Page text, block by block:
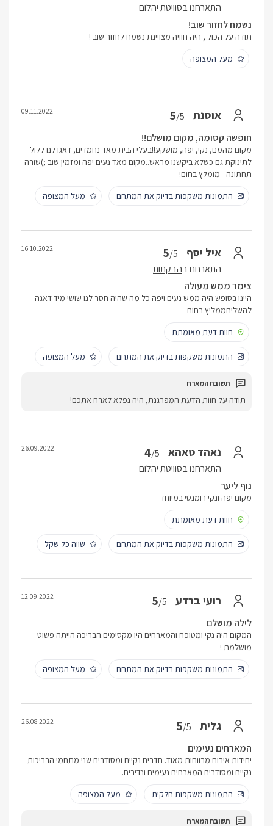
התארחנו בסוויטת יהלום
נשמח לחזור שוב!
תודה על הכול , היה חוויה מצויינת נשמח לחזור שוב !
מעל המצופה
אוסנת 5/5
09.11.2022
חופשה קסומה, מקום מושלם!!
מקום מהמם, נקי, יפה, מושקע!!בעלי הבית מאד נחמדים, דאגו לנו ללול
לתינוקת גם כשלא ביקשנו מראש..מקום מאד נעים יפה ומזמין שוב ;)שורה
תחתונה - מומלץ בחום!
התמונות משקפות בדיוק את המתחם
מעל המצופה
איל יסף 5/5
התארחנו בהבקתות
16.10.2022
צימר ממש מעולה
היינו בסופש היה ממש נעים ויפה כל מה שהיה חסר לנו שושי מיד דאגה
להשליםממליץ בחום
חוות דעת מאומתת
התמונות משקפות בדיוק את המתחם מעל המצופה
תודה על חוות הדעת המפרגנת, היה נפלא לארח אתכם!
נאהד טאהא 4/5
התארחנו בסוויטת יהלום
26.09.2022
נוף ליער
מקום יפה ונקי רומנטי במיוחד
חוות דעת מאומתת
התמונות משקפות בדיוק את המתחם שווה כל שקל
רועי ברדע 5/5
12.09.2022
לילה מושלם
המקום היה נקי ומטופח והמארחים היו מקסימים.הבריכה הייתה פשוט
מושלמת !
התמונות משקפות בדיוק את המתחם
מעל המצופה
גלית 5/5
26.08.2022
המארחים נעימים
יחידות אירוח מרווחות מאוד. חדרים נקיים ומסודרים שני מתחמי הבריכות
נקיים ומסודרים המארחים נעימים ונדיבים.
התמונות משקפות חלקית
מעל המצופה